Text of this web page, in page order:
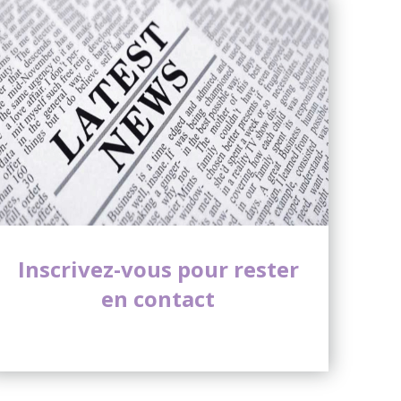
Inscrivez-vous pour rester
en contact